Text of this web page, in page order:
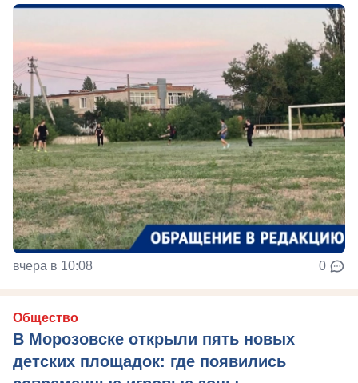
вчера в 10:08 0
Общество
В Морозовске открыли пять новых
детских площадок: где появились